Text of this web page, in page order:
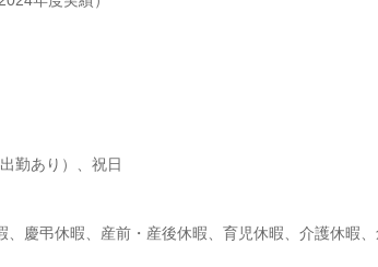
勤あり）、祝日
、慶弔休暇、産前・産後休暇、育児休暇、介護休暇